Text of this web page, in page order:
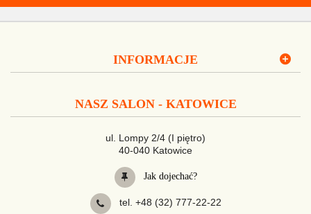
INFORMACJE
NASZ SALON - KATOWICE
ul. Lompy 2/4 (I piętro)
40-040 Katowice
Jak dojechać?
tel. +48 (32) 777-22-22